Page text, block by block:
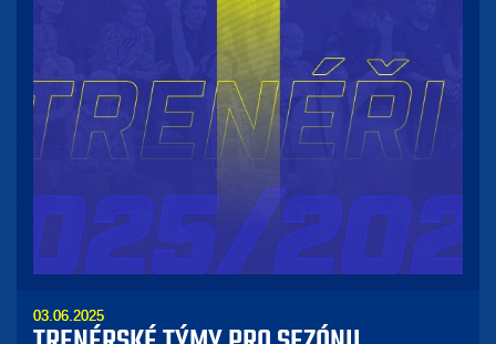
03.06.2025